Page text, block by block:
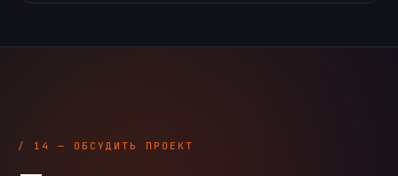
/ 14 — ОБСУДИТЬ ПРОЕКТ